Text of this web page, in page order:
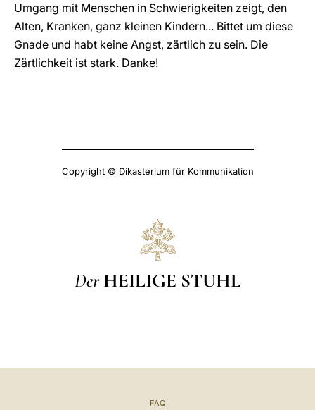
Umgang mit Menschen in Schwierigkeiten zeigt, den
Alten, Kranken, ganz kleinen Kindern... Bittet um diese
Gnade und habt keine Angst, zärtlich zu sein. Die
Zärtlichkeit ist stark. Danke!
Copyright © Dikasterium für Kommunikation
Der HEILIGE STUHL
FAQ